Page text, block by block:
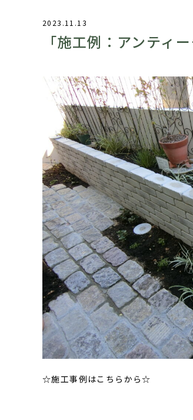
2023.11.13
「施工例：アンテ
☆施工事例はこちらから☆